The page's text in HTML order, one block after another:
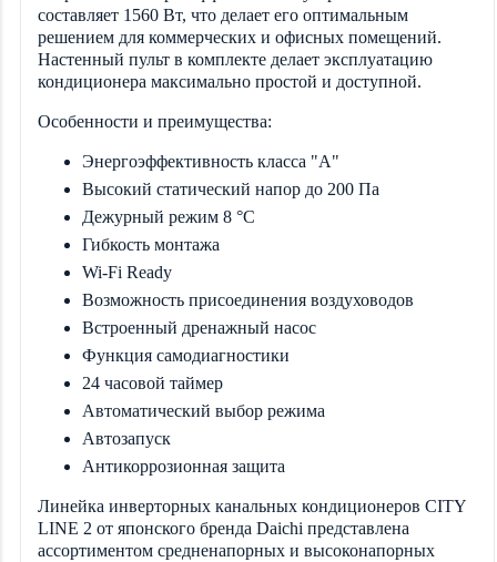
составляет 1560 Вт, что делает его оптимальным
решением для коммерческих и офисных помещений.
Настенный пульт в комплекте делает эксплуатацию
кондиционера максимально простой и доступной.
Особенности и преимущества:
Энергоэффективность класса "А"
Высокий статический напор до 200 Па
Дежурный режим 8 °С
Гибкость монтажа
Wi-Fi Ready
Возможность присоединения воздуховодов
Встроенный дренажный насос
Функция самодиагностики
24 часовой таймер
Автоматический выбор режима
Автозапуск
Антикоррозионная защита
Линейка инверторных канальных кондиционеров CITY
LINE 2 от японского бренда Daichi представлена
ассортиментом средненапорных и высоконапорных